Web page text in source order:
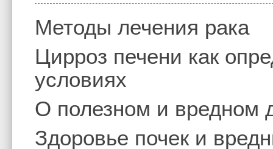
Методы лечения рака
Цирроз печени как
условиях
О полезном и вредном
Здоровье почек и